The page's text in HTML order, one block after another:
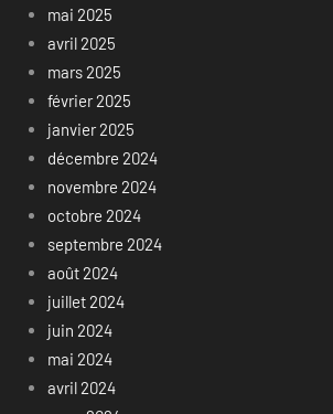
mai 2025
avril 2025
mars 2025
février 2025
janvier 2025
décembre 2024
novembre 2024
octobre 2024
septembre 2024
août 2024
juillet 2024
juin 2024
mai 2024
avril 2024